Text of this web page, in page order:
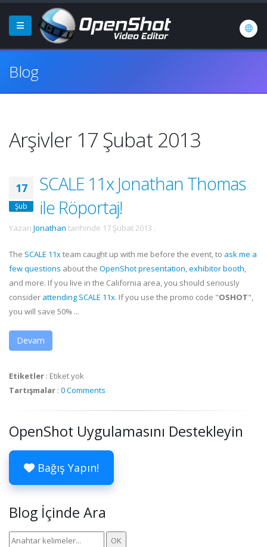
Blog
Arşivler 17 Şubat 2013
17
Şub
SCALE 11x Jonathan Thomas
ile Röportaj!
Yazan Jonathan tarihinde 17 Şubat 2013 .
The SCALE 11xteam caught up with me before the event, to ask me a
few questions about the OpenShot presentation,exhibitor booth,
and more. If you live in the California area, you should seriously
consider attending SCALE 11x. If you use the promo code "OSHOT",
you will save 50% ...
Devam
Etiketler : Etiket yok
Tartışmalar : 0 Comments
OpenShot Uygulamasını Destekleyin
Bağış Yapın!
Blog İçinde Ara